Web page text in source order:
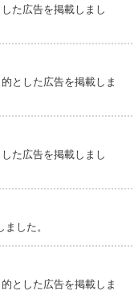
た広告を掲載しまし
とした広告を掲載しま
た広告を掲載しまし
した。
とした広告を掲載しま